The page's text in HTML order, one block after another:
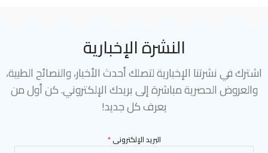
النشرة الإخبارية
اشترك في نشرتنا الإخبارية لتصلك أحدث الأخبار، والنصائح الطبية،
والعروض الحصرية مباشرة إلى بريدك الإلكتروني. كن أول من
يعرف كل جديد!
البريد الإلكترونى*